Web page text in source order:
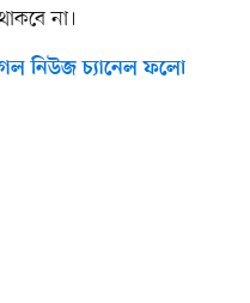
না।
নিউজ চ্যানেল ফলো